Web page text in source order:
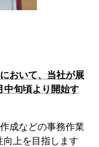
おいて、当社が展
中旬頃より開始す
成などの事務作業
上を目指します